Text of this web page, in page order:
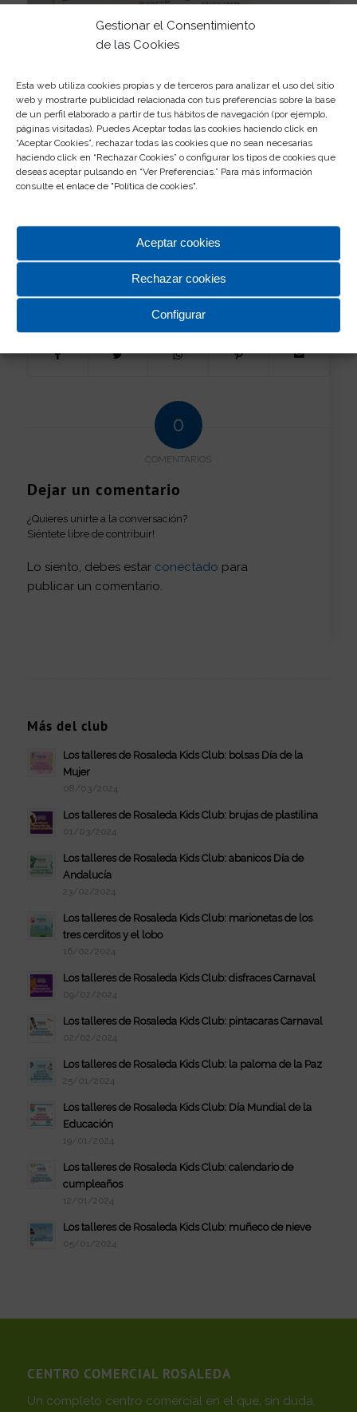
Gestionar el Consentimiento
de las Cookies
Esta web utiliza cookies propias y de terceros para analizar el uso del sitio
web y mostrarte publicidad relacionada con tus preferencias sobre la base
de un perfil elaborado a partir de tus hábitos de navegación (por ejemplo,
páginas visitadas). Puedes Aceptar todas las cookies haciendo click en
“Aceptar Cookies”, rechazar todas las cookies que no sean necesarias
haciendo click en “Rechazar Cookies” o configurar los tipos de cookies que
deseas aceptar pulsando en “Ver Preferencias.” Para más información
consulte el enlace de "Política de cookies".
Aceptar cookies
Rechazar cookies
Configurar
Esperamos que lo paséis muy bien con estas
opciones para disfrutar en familia. Os animamos a
que os hagáis una foto en familia con vuestras
creaciones, nos la compartáis en redes sociales y
compartiremos vuestras creaciones en nuestras
redes.
Compartir esta entrada
0
COMENTARIOS
Dejar un comentario
¿Quieres unirte a la conversación?
Siéntete libre de contribuir!
Lo siento, debes estar conectado para
publicar un comentario.
Más del club
Los talleres de Rosaleda Kids Club: bolsas Día de la
Mujer
08/03/2024
Los talleres de Rosaleda Kids Club: brujas de plastilina
01/03/2024
Los talleres de Rosaleda Kids Club: abanicos Día de
Andalucía
23/02/2024
Los talleres de Rosaleda Kids Club: marionetas de los
tres cerditos y el lobo
16/02/2024
Los talleres de Rosaleda Kids Club: disfraces Carnaval
09/02/2024
Los talleres de Rosaleda Kids Club: pintacaras Carnaval
02/02/2024
Los talleres de Rosaleda Kids Club: la paloma de la Paz
25/01/2024
Los talleres de Rosaleda Kids Club: Día Mundial de la
Educación
19/01/2024
Los talleres de Rosaleda Kids Club: calendario de
cumpleaños
12/01/2024
Los talleres de Rosaleda Kids Club: muñeco de nieve
05/01/2024
CENTRO COMERCIAL ROSALEDA
Un completo centro comercial en el que, sin duda,